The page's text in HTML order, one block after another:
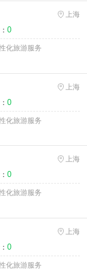
上海
0
化旅游服务
上海
0
化旅游服务
上海
0
化旅游服务
上海
0
化旅游服务